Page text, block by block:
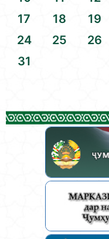
17
18 19
24
25 26
31